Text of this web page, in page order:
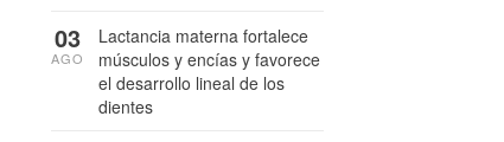
Lactancia materna fortalece
músculos y encías y favorece
el desarrollo lineal de los
dientes
03
AGO